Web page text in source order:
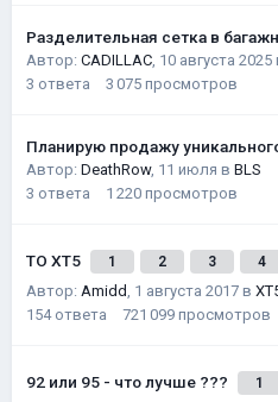
Разделительная сетка в
Автор: CADILLAC, 10 августа 2025
3 ответа 3 075 просмотров
Планирую продажу
Автор: DeathRow, 11 июля в BLS
3 ответа 1 220 просмотров
ТО XT5 1 2 3 4
Автор: Amidd, 1 августа 2017 в
154 ответа 721 099 просмотров
92 или 95 - что лучше ??? 1